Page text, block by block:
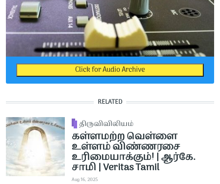
Click for Audio Archive
RELATED
திருவிவிலியம்
கள்ளமற்ற வெள்ளை
உள்ளம் விண்ணரசை
உரிமையாக்கும்! | ஆர்கே.
சாமி | Veritas Tamil
Aug 16, 2025